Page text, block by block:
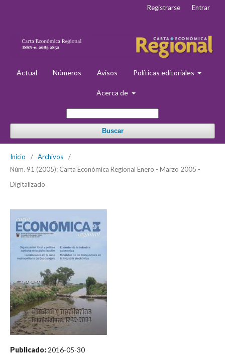
Actual Números Avisos Políticas editoriales
Acerca de
Buscar
Registrarse Entrar
Inicio / Archivos
/
Núm. 91 (2005): Carta Económica Regional Enero - Marzo 2005 -
Digitalizado
Publicado: 2016-05-30